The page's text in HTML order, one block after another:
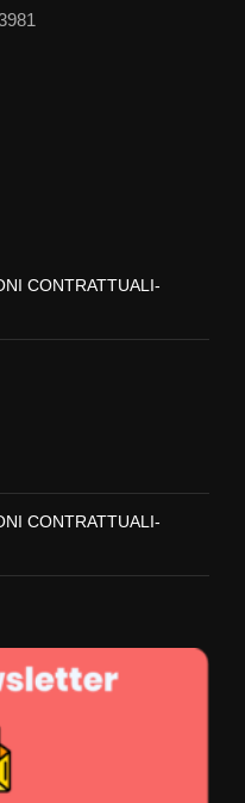
CONTRATTUALI-
CONTRATTUALI-